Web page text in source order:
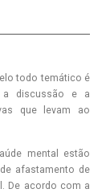
todo temático é
discussão e a
que levam ao
mental estão
afastamento de
De acordo com a